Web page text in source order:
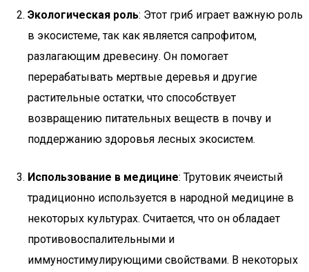
Экологическая роль: Этот гриб играет важную роль
в экосистеме, так как является сапрофитом,
разлагающим древесину. Он помогает
перерабатывать мертвые деревья и другие
растительные остатки, что способствует
возвращению питательных веществ в почву и
поддержанию здоровья лесных экосистем.
Использование в медицине: Трутовик ячеистый
традиционно используется в народной медицине в
некоторых культурах. Считается, что он обладает
противовоспалительными и
иммуностимулирующими свойствами. В некоторых